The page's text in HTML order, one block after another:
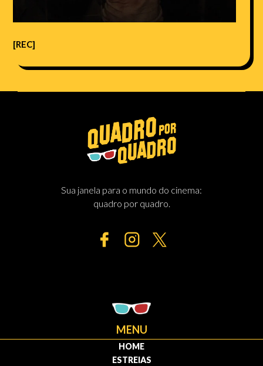
[REC]
Sua janela para o mundo do cinema:
quadro por quadro.
MENU
HOME
ESTREIAS